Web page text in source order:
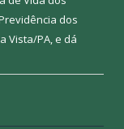
dos
Vista/PA, e dá